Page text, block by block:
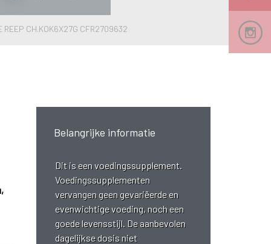
REEP CH.KOK6X27G CFR2709632
Belangrijke informatie
Dit is een voedingssupplement.
Voedingssupplementen
vervangen geen gevariëerde en
evenwichtige voeding, noch een
goede levensstijl. De aanbevolen
dagelijkse dosis niet